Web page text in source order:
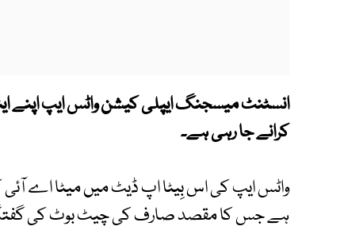
انسٹنٹ میسجنگ ایپلی کیشن واٹس ایپ اپنے
کرانے جا رہی ہے۔
واٹس ایپ کی اس بِیٹا اپ ڈیٹ میں میٹا اے آئی
ہے جس کا مقصد صارف کی چیٹ بوٹ کی